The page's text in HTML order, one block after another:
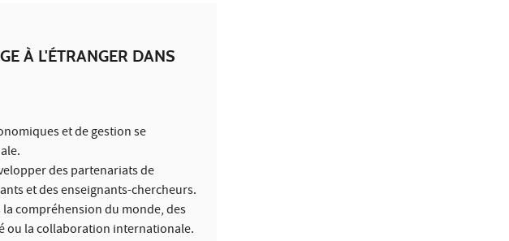
À L'ÉTRANGER DANS
et de gestion se
des partenariats de
et des enseignants-chercheurs.
compréhension du monde, des
ou la collaboration internationale.